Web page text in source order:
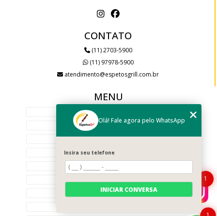
CONTATO
(11) 2703-5900
(11) 97978-5900
atendimento@espetosgrill.com.br
MENU
EMPRESA
SERVIÇOS
PRODUTOS
GALERIA
BLOG
CONTATO
1
Olá! Fale agora pelo WhatsApp
Insira seu telefone
INICIAR CONVERSA